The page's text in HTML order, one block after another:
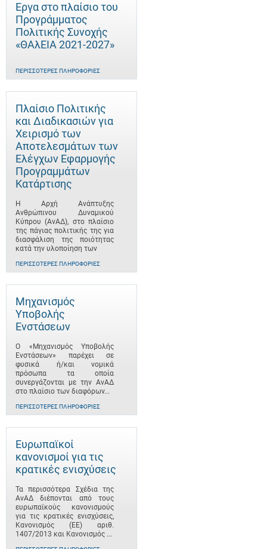
Έργα στο πλαίσιο του
Προγράμματος
Πολιτικής Συνοχής
«ΘΑλΕΙΑ 2021-2027»
ΠΕΡΙΣΣΌΤΕΡΕΣ ΠΛΗΡΟΦΟΡΊΕΣ
Πλαίσιο Πολιτικής
και Διαδικασιών για
Χειρισμό των
Αποτελεσμάτων των
Ελέγχων Εφαρμογής
Προγραμμάτων
Κατάρτισης
Η Αρχή Ανάπτυξης
Ανθρώπινου Δυναμικού
Κύπρου (ΑνΑΔ), στο πλαίσιο
της πάγιας πολιτικής της για
διασφάλιση της ποιότητας
κατά την υλοποίηση των
ΠΕΡΙΣΣΌΤΕΡΕΣ ΠΛΗΡΟΦΟΡΊΕΣ
Μηχανισμός
Υποβολής
Ενστάσεων
Ο «Μηχανισμός Υποβολής
Ενστάσεων» παρέχει σε
φυσικά ή/και νομικά
πρόσωπα τα οποία
συνεργάζονται με την ΑνΑΔ
στο πλαίσιο των διαφόρων...
ΠΕΡΙΣΣΌΤΕΡΕΣ ΠΛΗΡΟΦΟΡΊΕΣ
Ευρωπαϊκοί
κανονισμοί για τις
κρατικές ενισχύσεις
Τα περισσότερα Σχέδια της
ΑνΑΔ διέπονται από τους
ευρωπαϊκούς κανονισμούς
για τις κρατικές ενισχύσεις,
Κανονισμός (ΕΕ) αριθ.
1407/2013 και Κανονισμός ...